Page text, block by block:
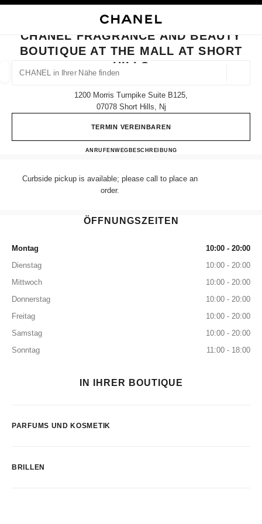
CHANEL IN IHRER NÄHE FINDEN
BOUTIQUEKARTE SCHLIESSEN CHANEL FRAGRANCE AND BEAUTY
CHANEL FRAGRANCE AND BEAUTY
BOUTIQUE AT THE MALL AT SHORT
HILLS
1200 Morris Turnpike Suite B125,
07078 Short Hills, Nj
TERMIN VEREINBAREN
ANRUFEN(862) 901-6312
WEGBESCHREIBUNGCHANEL Fragrance and
Curbside pickup is available; please call to place an
order.
ÖFFNUNGSZEITEN
Montag
10:00 - 20:00
Dienstag
10:00 - 20:00
Mittwoch
10:00 - 20:00
Donnerstag
10:00 - 20:00
Freitag
10:00 - 20:00
Samstag
10:00 - 20:00
Sonntag
11:00 - 18:00
IN IHRER BOUTIQUE
PARFUMS UND KOSMETIK
BRILLEN
Ergebnisse filtern nach: